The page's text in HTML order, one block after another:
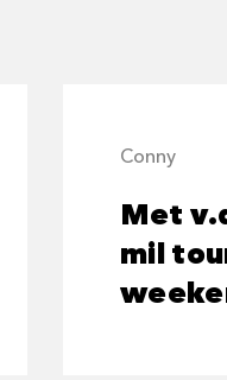
Conny
Met
mil